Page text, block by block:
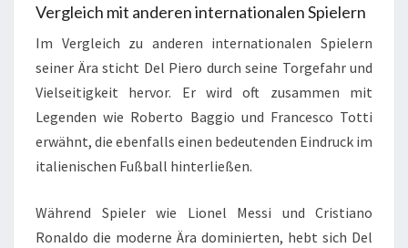
Vergleich mit anderen internationalen Spielern
Im Vergleich zu anderen internationalen Spielern
seiner Ära sticht Del Piero durch seine Torgefahr und
Vielseitigkeit hervor. Er wird oft zusammen mit
Legenden wie Roberto Baggio und Francesco Totti
erwähnt, die ebenfalls einen bedeutenden Eindruck im
italienischen Fußball hinterließen.
Während Spieler wie Lionel Messi und Cristiano
Ronaldo die moderne Ära dominierten, hebt sich Del